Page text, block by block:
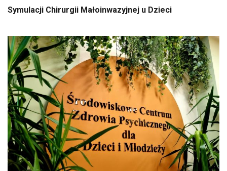
Symulacji Chirurgii Małoinwazyjnej u Dzieci